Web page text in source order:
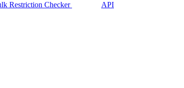
Restriction Checker
API